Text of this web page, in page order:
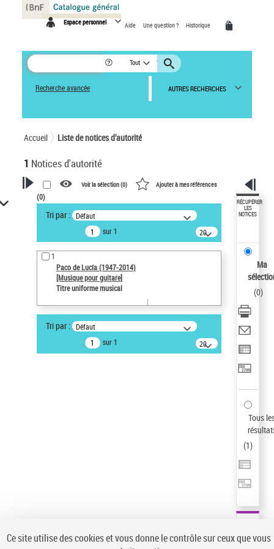
Espace personnel Aide Une question ? Historique
Tout
Recherche avancée AUTRES RECHERCHES
Accueil Liste de notices d’autorité
1 Notices d'autorité
VOTRE RECHERCHE
Recherche avancée dans les
notices d’autorité
Œuvres liées à l'auteur :
Paco de Lucía (1947-2014)
Type de notice d'autorité
Titre uniforme musical
Statut de la notice d’autorité
Voir la sélection (0) Ajouter à mes références
(0)
Tri par : Défaut
sur 1
20
résultats/page
1
Paco de Lucía (1947-2014)
[Musique pour guitare]
Titre uniforme musical
Tri par : Défaut
sur 1
20
résultats/page
RÉCUPÉRER
LES
NOTICES
Ma
(0)
Tous
(1)
Panneau de gestion des cookies
Ce site utilise des cookies et vous donne le contrôle sur ceux que vous